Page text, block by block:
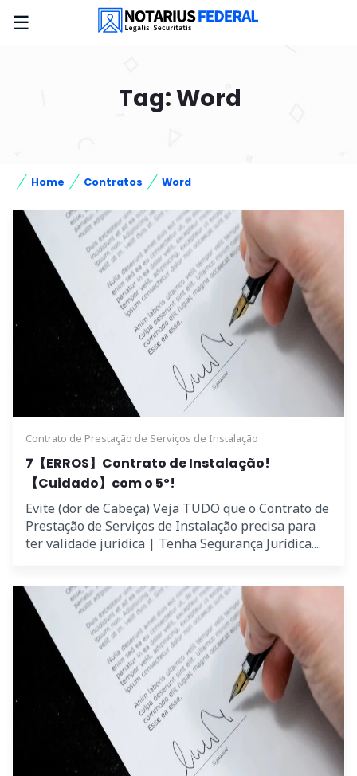
☰
Tag: Word
Home Contratos Word
Contrato de Prestação de Serviços de Instalação
7【ERROS】Contrato de Instalação!
【Cuidado】com o 5º!
Evite (dor de Cabeça) Veja TUDO que o Contrato de
Prestação de Serviços de Instalação precisa para
ter validade jurídica | Tenha Segurança Jurídica....